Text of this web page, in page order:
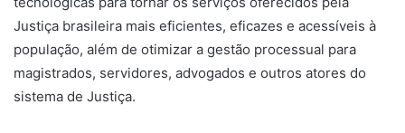
Justiça brasileira mais eficientes, eficazes e acessíveis à
população, além de otimizar a gestão processual para
magistrados, servidores, advogados e outros atores do
sistema de Justiça.